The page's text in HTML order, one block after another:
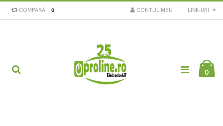
COMPARĂ 0 LINK-URI
CONTUL MEU
0